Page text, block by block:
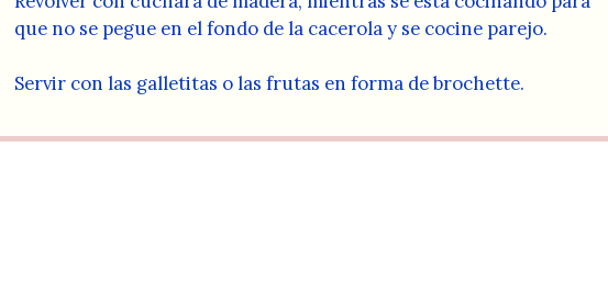
que no se pegue en el fondo de la cacerola y se cocine parejo.
Servir con las galletitas o las frutas en forma de brochette.